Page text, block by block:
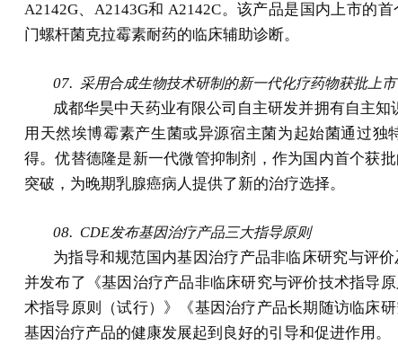
A2142G、A2143G和 A2142C。该产品是国内上市的
门螺杆菌克拉霉素耐药的临床辅助诊断。
07. 采用合成生物技术研制的新一代化疗药物获批上市
成都华昊中天药业有限公司自主研发并拥有自主
用天然埃博霉素产生菌或异源宿主菌为起始菌通过
得。优替德隆是新一代微管抑制剂，作为国内首个获
突破，为晚期乳腺癌病人提供了新的治疗选择。
08. CDE发布基因治疗产品三大指导原则
为指导和规范国内基因治疗产品非临床研究与评
并发布了《基因治疗产品非临床研究与评价技术指导
术指导原则（试行）》《基因治疗产品长期随访临床
基因治疗产品的健康发展起到良好的引导和促进作用。